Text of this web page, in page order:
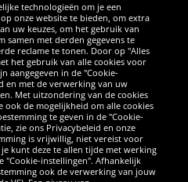
YouTube
technologieën om je een
onze website te bieden, om extra
uw keuzes, om het gebruik van
samen met derden gegevens te
reclame te tonen. Door op "Alles
het gebruik van alle cookies voor
aangegeven in de "Cookie-
en met de verwerking van uw
Met uitzondering van de cookies
de mogelijkheid om alle cookies
te geven in de "Cookie-
zie ons Privacybeleid en onze
is vrijwillig, niet vereist voor
kunt deze te allen tijde met werking
instellingen". Afhankelijk
ook de verwerking van jouw